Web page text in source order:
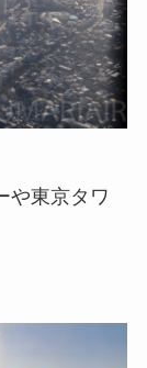
や東京タワ